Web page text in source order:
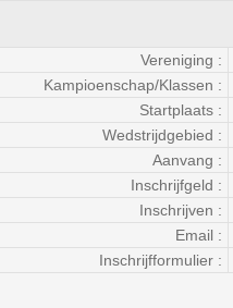
Vereniging :
Kampioenschap/Klassen :
Startplaats :
Wedstrijdgebied :
Aanvang :
Inschrijfgeld :
Inschrijven :
Email :
Inschrijfformulier :